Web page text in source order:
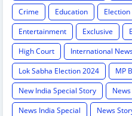
Crime
Education
Entertainment
Exclusive
High Court
International
Lok Sabha Election 2024
MP
New India Special Story
News
News India Special
News